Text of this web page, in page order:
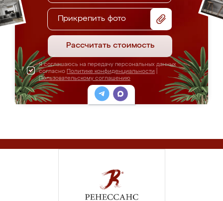
Прикрепить фото
Рассчитать стоимость
Я соглашаюсь на передачу персональных данных
согласно Политике конфиденциальности
Пользовательскому соглашению